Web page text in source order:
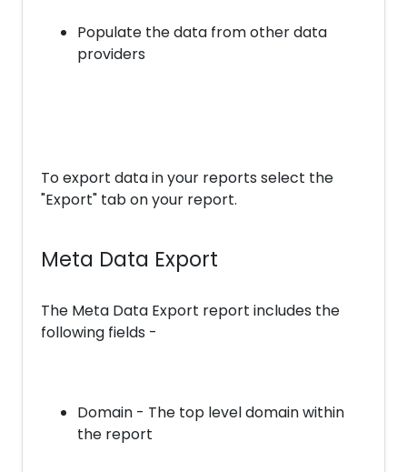
Populate the data from other data
providers
To export data in your reports select the
"Export" tab on your report.
Meta Data Export
The Meta Data Export report includes the
following fields -
Domain - The top level domain within
the report